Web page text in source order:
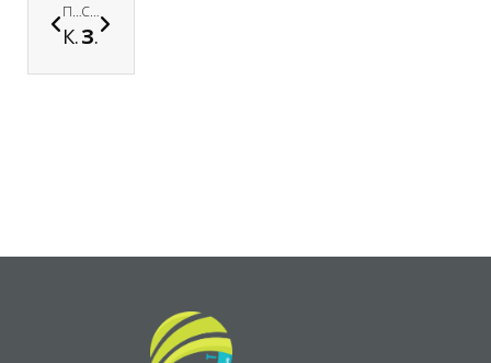
ПРЕДИШНА
Как да уча с цел
СЛЕДВАЩА
Защо да избереш ПГХТТ за детето си